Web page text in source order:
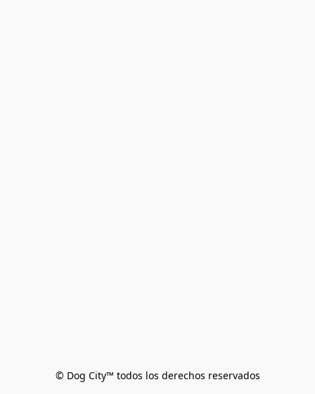
© Dog City™ todos los derechos reservados